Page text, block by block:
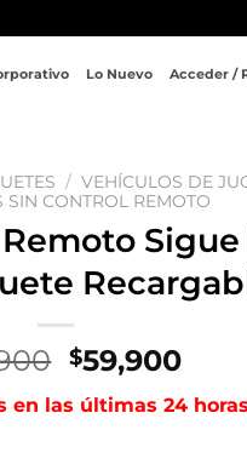
Lo Nuevo Acceder /
/ VEHÍCULOS DE
SIN CONTROL REMOTO
Sigue
El
precio
original
$59,900El
en las últimas 24
Sport Juguete